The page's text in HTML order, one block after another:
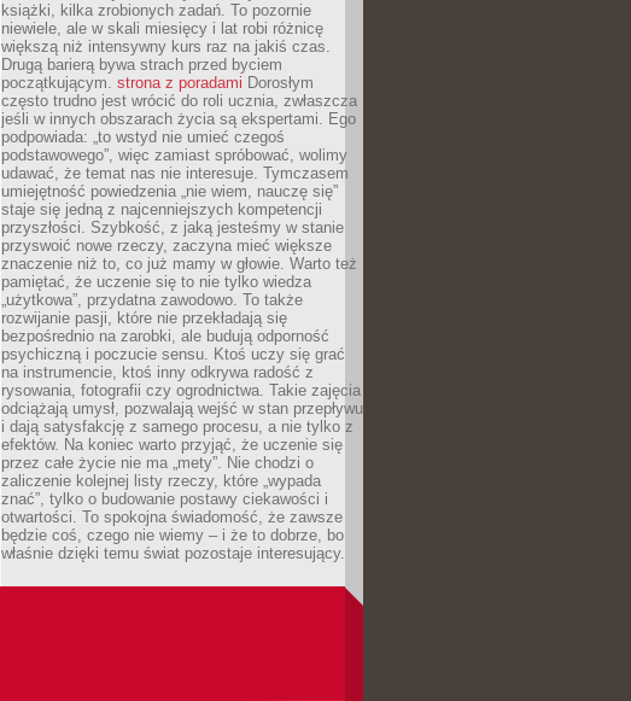
książki, kilka zrobionych zadań. To pozornie
niewiele, ale w skali miesięcy i lat robi różnicę
większą niż intensywny kurs raz na jakiś czas.
Drugą barierą bywa strach przed byciem
początkującym. strona z poradami Dorosłym
często trudno jest wrócić do roli ucznia, zwłaszcza
jeśli w innych obszarach życia są ekspertami. Ego
podpowiada: „to wstyd nie umieć czegoś
podstawowego”, więc zamiast spróbować, wolimy
udawać, że temat nas nie interesuje. Tymczasem
umiejętność powiedzenia „nie wiem, nauczę się”
staje się jedną z najcenniejszych kompetencji
przyszłości. Szybkość, z jaką jesteśmy w stanie
przyswoić nowe rzeczy, zaczyna mieć większe
znaczenie niż to, co już mamy w głowie. Warto też
pamiętać, że uczenie się to nie tylko wiedza
„użytkowa”, przydatna zawodowo. To także
rozwijanie pasji, które nie przekładają się
bezpośrednio na zarobki, ale budują odporność
psychiczną i poczucie sensu. Ktoś uczy się grać
na instrumencie, ktoś inny odkrywa radość z
rysowania, fotografii czy ogrodnictwa. Takie zajęcia
odciążają umysł, pozwalają wejść w stan przepływu
i dają satysfakcję z samego procesu, a nie tylko z
efektów. Na koniec warto przyjąć, że uczenie się
przez całe życie nie ma „mety”. Nie chodzi o
zaliczenie kolejnej listy rzeczy, które „wypada
znać”, tylko o budowanie postawy ciekawości i
otwartości. To spokojna świadomość, że zawsze
będzie coś, czego nie wiemy – i że to dobrze, bo
właśnie dzięki temu świat pozostaje interesujący.